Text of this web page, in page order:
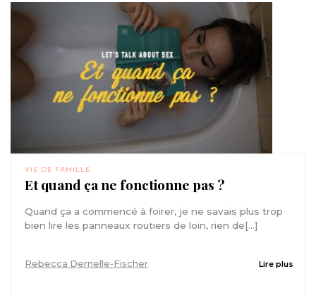
VIE DE FAMILLE
Et quand ça ne fonctionne pas ?
Quand ça a commencé à foirer, je ne savais plus trop
bien lire les panneaux routiers de loin, rien de[...]
Rebecca Dernelle-Fischer Lire plus